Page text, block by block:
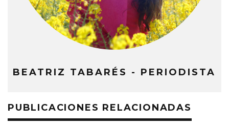
BEATRIZ TABARÉS - PERIODISTA
PUBLICACIONES RELACIONADAS